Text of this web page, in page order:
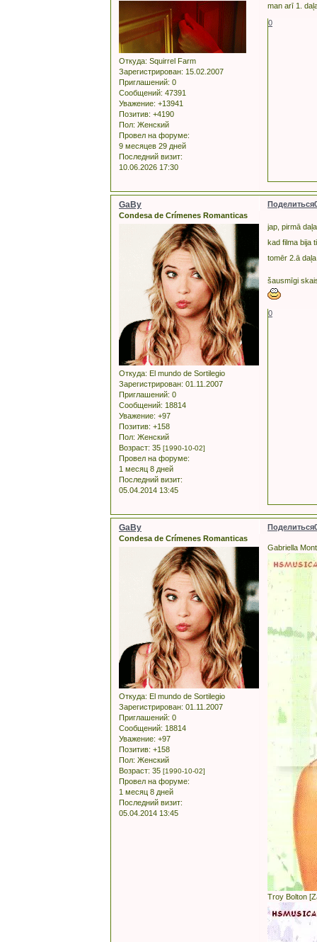
Откуда: Squirrel Farm
Зарегистрирован: 15.02.2007
Приглашений: 0
Сообщений: 47391
Уважение: +13941
Позитив: +4190
Пол: Женский
Провел на форуме:
9 месяцев 29 дней
Последний визит:
10.06.2026 17:30
man arī 1.
0
Поделиться
GaBy
Condesa de Crímenes Romanticas
Откуда: El mundo de Sortilegio
Зарегистрирован: 01.11.2007
Приглашений: 0
Сообщений: 18814
Уважение: +97
Позитив: +158
Пол: Женский
Возраст: 35 [1990-10-02]
Провел на форуме:
1 месяц 8 дней
Последний визит:
05.04.2014 13:45
jap, pirmā
kad filma bija
tomēr 2.ā
šausmīgi
0
Поделиться
GaBy
Condesa de Crímenes Romanticas
Откуда: El mundo de Sortilegio
Зарегистрирован: 01.11.2007
Приглашений: 0
Сообщений: 18814
Уважение: +97
Позитив: +158
Пол: Женский
Возраст: 35 [1990-10-02]
Провел на форуме:
1 месяц 8 дней
Последний визит:
05.04.2014 13:45
Gabriella
Troy Bolton